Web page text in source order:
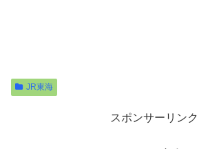
JR東海
スポンサーリンク